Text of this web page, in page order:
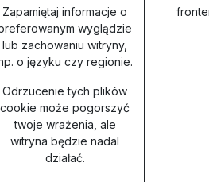
Zapamiętaj informacje o
wyglądzie
lub zachowaniu witryny,
o języku czy regionie.
Odrzucenie tych plików
cookie może pogorszyć
twoje wrażenia, ale
witryna będzie nadal
działać.